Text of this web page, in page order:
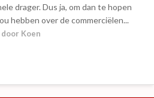
drager. Dus ja, om dan te hopen
hebben over de commerciëlen...
Koen